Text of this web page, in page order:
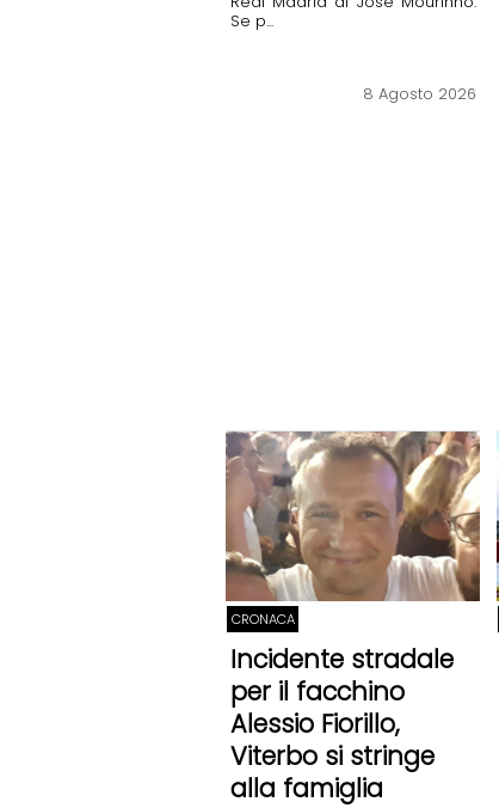
Se p...
8 Agosto 2026
CRONACA
Incidente stradale
per il facchino
Alessio Fiorillo,
Viterbo si stringe
alla famiglia